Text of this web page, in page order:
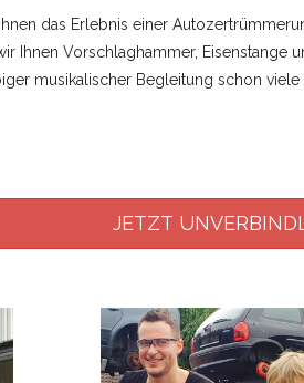
das Erlebnis einer
Ihnen Vorschlaghammer,
musikalischer Begleitung schon
JETZT